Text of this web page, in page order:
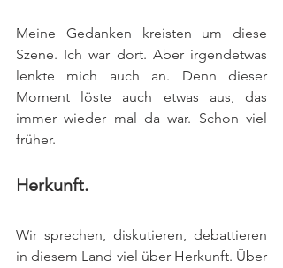
Meine Gedanken kreisten um diese
Szene. Ich war dort. Aber irgendetwas
lenkte mich auch an. Denn dieser
Moment löste auch etwas aus, das
immer wieder mal da war. Schon viel
früher.
Herkunft.
Wir sprechen, diskutieren, debattieren
in diesem Land viel über Herkunft. Über